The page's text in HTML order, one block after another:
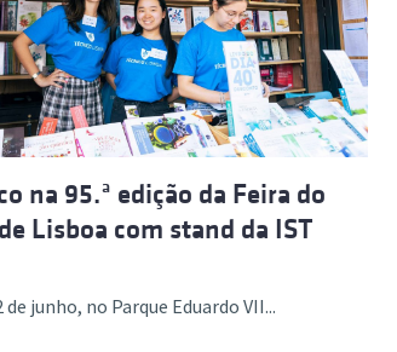
na 95.ª edição da Feira do
Lisboa com stand da IST
de junho, no Parque Eduardo VII...